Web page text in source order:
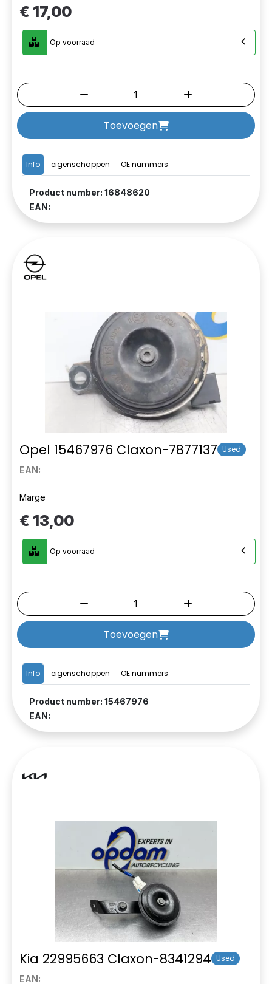
Info eigenschappen OE nummers
Product number: 16848620
EAN:
€ 17,00
Op voorraad
Toevoegen
Opel 15467976 Claxon-7877137 Used
EAN:
Info eigenschappen OE nummers
Product number: 15467976
EAN:
Marge
€ 13,00
Op voorraad
Toevoegen
Kia 22995663 Claxon-8341294 Used
EAN: